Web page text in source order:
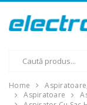
Home
Aspiratoare